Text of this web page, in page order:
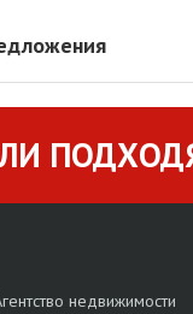
недвижимости